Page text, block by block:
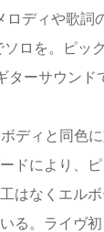
ディや歌詞
ロを。ピッ
ーサウンド
ディと同色
ドにより、
はなくエル
る。ライヴ